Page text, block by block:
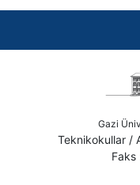
Gazi
Teknikokullar /
Faks